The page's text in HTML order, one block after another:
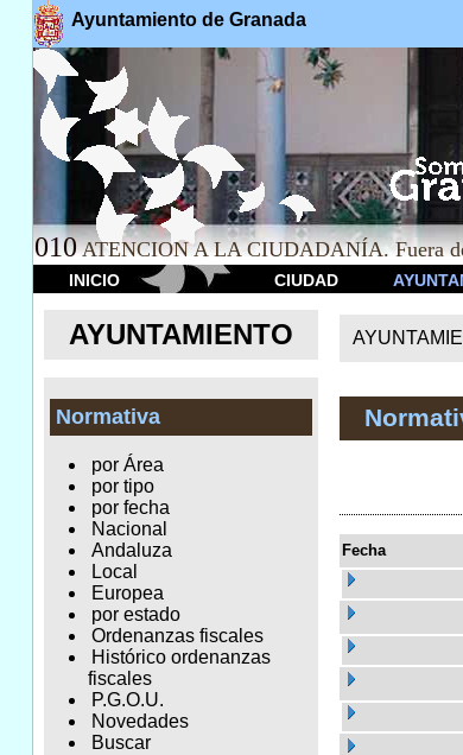
Ayuntamiento de Granada
010 ATENCION A LA CIUDADANÍA. Fuera
INICIO CIUDAD
AYUNTAMIENTO
Normativa
por Área
por tipo
por fecha
Nacional
Andaluza
Local
Europea
por estado
Ordenanzas fiscales
Histórico ordenanzas
fiscales
P.G.O.U.
Novedades
Buscar
Fecha